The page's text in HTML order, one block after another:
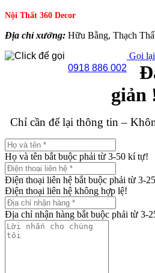
Nội Thất 360 Decor
Địa chỉ xưởng: Hữu Bằng, Thạch
0918 886 002
Gọi
giản
Chỉ cần để lại thông tin –
Họ và tên bắt buộc phải từ 3-50 kí tự!
Điện thoại liên hệ bắt buộc phải từ 3-
Điện thoại liên hệ không hợp lệ!
Địa chỉ nhận hàng bắt buộc phải từ 3-